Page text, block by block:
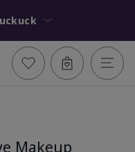
Kuckuck
Makeup